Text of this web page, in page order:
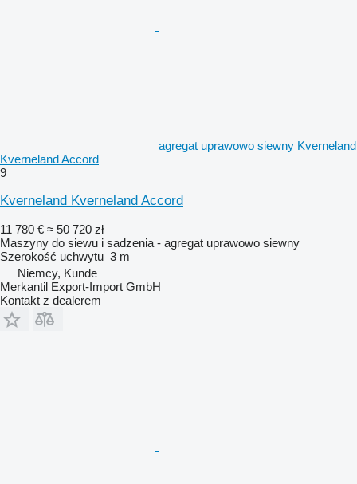
agregat uprawowo siewny Kverneland
Kverneland Accord
9
Kverneland Kverneland Accord
11 780 € ≈ 50 720 zł
Maszyny do siewu i sadzenia - agregat uprawowo siewny
Szerokość uchwytu 3 m
Niemcy, Kunde
Merkantil Export-Import GmbH
Kontakt z dealerem